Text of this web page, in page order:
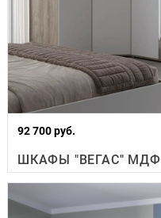
92 700 руб.
ШКАФЫ "ВЕГАС" МДФ